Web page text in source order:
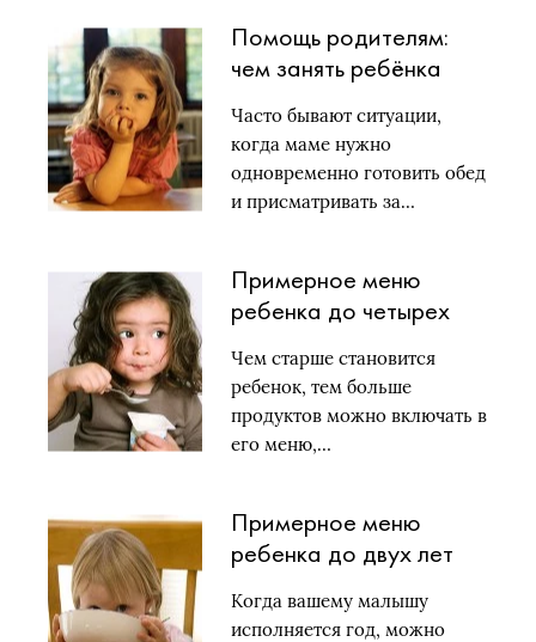
Помощь родителям:
чем занять ребёнка
Часто бывают ситуации,
когда маме нужно
одновременно готовить обед
и присматривать за…
Примерное меню
ребенка до четырех
Чем старше становится
ребенок, тем больше
продуктов можно включать в
его меню,…
Примерное меню
ребенка до двух лет
Когда вашему малышу
исполняется год, можно